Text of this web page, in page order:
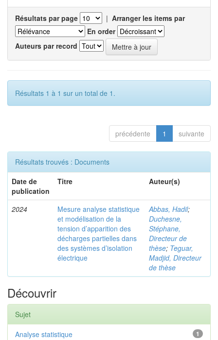
Résultats par page | Arranger les items par
En order
Auteurs par record
Résultats 1 à 1 sur un total de 1.
précédente 1 suivante
Résultats trouvés : Documents
Date de
publication
Titre Auteur(s)
2024
Mesure analyse statistique
et modélisation de la
tension d’apparition des
décharges partielles dans
des systèmes d’isolation
électrique
Abbas, Hadil;
Duchesne,
Stéphane,
Directeur de
thèse; Teguar,
Madjid, Directeur
de thèse
Découvrir
Sujet
1
Analyse statistique